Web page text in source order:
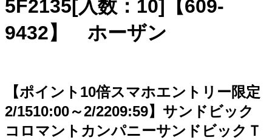
5F2135[入数：10]【609-
9432】 ホーザン
【ポイント10倍スマホエントリー限定
2/1510:00～2/2209:59】サンドビック
コロマントカンパニーサンドビックＴ